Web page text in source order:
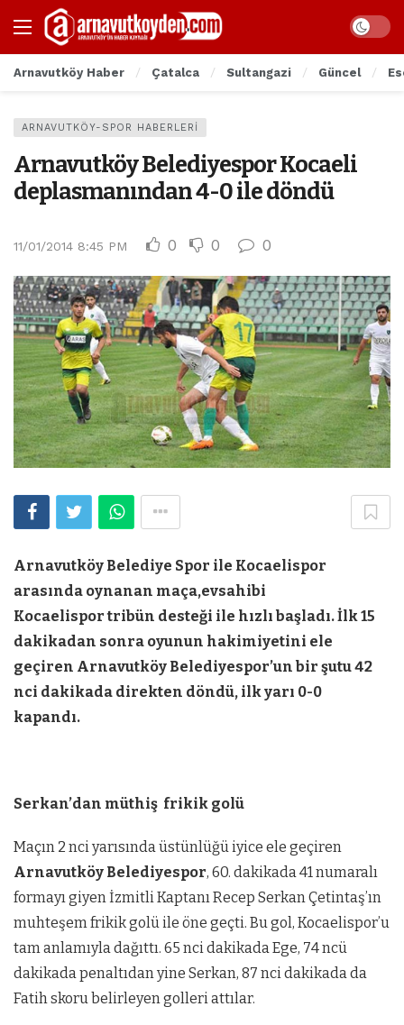
Arnavutköy Haber Çatalca Sultangazi Güncel
ARNAVUTKÖY-SPOR HABERLERI
Arnavutköy Belediyespor Kocaeli
deplasmanından 4-0 ile döndü
11/01/2014 8:45 PM 0 0 0
Arnavutköy Belediye Spor ile Kocaelispor
arasında oynanan maça,evsahibi
Kocaelispor tribün desteği ile hızlı başladı. İlk 15
dakikadan sonra oyunun hakimiyetini ele
geçiren Arnavutköy Belediyespor’un bir şutu 42
nci dakikada direkten döndü, ilk yarı 0-0
kapandı.
Serkan’dan müthiş frikik golü
Maçın 2 nci yarısında üstünlüğü iyice ele geçiren
Arnavutköy Belediyespor, 60. dakikada 41 numaralı
formayı giyen İzmitli Kaptanı Recep Serkan Çetintaş’ın
muhteşem frikik golü ile öne geçti. Bu gol, Kocaelispor’u
tam anlamıyla dağıttı. 65 nci dakikada Ege, 74 ncü
dakikada penaltıdan yine Serkan, 87 nci dakikada da
Fatih skoru belirleyen golleri attılar.